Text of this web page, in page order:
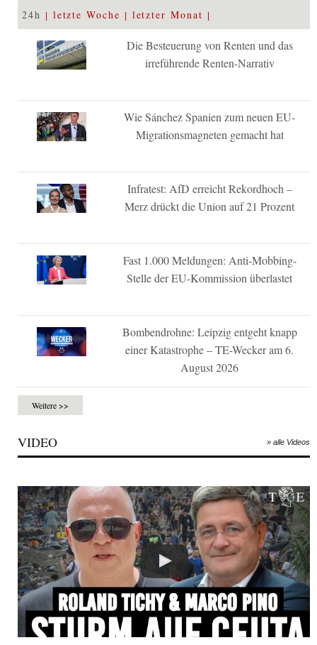
24h letzte Woche letzter Monat
Die Besteuerung von Renten und das
irreführende Renten-Narrativ
Wie Sánchez Spanien zum neuen EU-
Migrationsmagneten gemacht hat
Infratest: AfD erreicht Rekordhoch –
Merz drückt die Union auf 21 Prozent
Fast 1.000 Meldungen: Anti-Mobbing-
Stelle der EU-Kommission überlastet
Bombendrohne: Leipzig entgeht knapp
einer Katastrophe – TE-Wecker am 6.
August 2026
Weitere >>
VIDEO » alle Videos